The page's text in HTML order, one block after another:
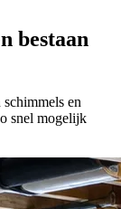
bestaan
en
snel mogelijk